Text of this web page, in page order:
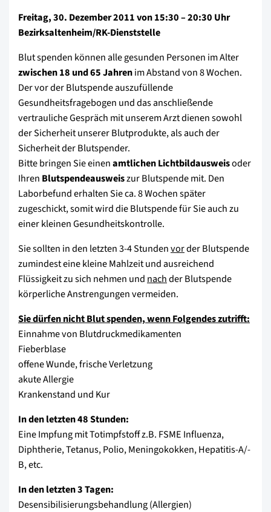
Freitag, 30. Dezember 2011 von 15:30 – 20:30 Uhr
Bezirksaltenheim/RK-Dienststelle
Blut spenden können alle gesunden Personen im Alter
zwischen 18 und 65 Jahrenim Abstand von 8 Wochen.
Der vor der Blutspende auszufüllende
Gesundheitsfragebogen und das anschließende
vertrauliche Gespräch mit unserem Arzt dienen sowohl
der Sicherheit unserer Blutprodukte, als auch der
Sicherheit der Blutspender.
Bitte bringen Sie einenamtlichen Lichtbildausweisoder
Ihren Blutspendeausweiszur Blutspende mit. Den
Laborbefund erhalten Sie ca. 8 Wochen später
zugeschickt, somit wird die Blutspende für Sie auch zu
einer kleinen Gesundheitskontrolle.
Sie sollten in den letzten 3-4 Stundenvorder Blutspende
zumindest eine kleine Mahlzeit und ausreichend
Flüssigkeit zu sich nehmen und nachder Blutspende
körperliche Anstrengungen vermeiden.
Sie dürfen nicht Blut spenden, wenn Folgendes zutrifft:
Einnahme von Blutdruckmedikamenten
Fieberblase
offene Wunde, frische Verletzung
akute Allergie
Krankenstand und Kur
In den letzten 48 Stunden:
Eine Impfung mit Totimpfstoff z.B. FSME Influenza,
Diphtherie, Tetanus, Polio, Meningokokken, Hepatitis-A/-
B, etc.
In den letzten 3 Tagen:
Desensibilisierungsbehandlung (Allergien)